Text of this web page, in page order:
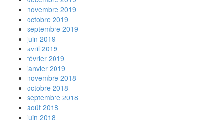
novembre 2019
octobre 2019
septembre 2019
juin 2019
avril 2019
février 2019
janvier 2019
novembre 2018
octobre 2018
septembre 2018
août 2018
juin 2018